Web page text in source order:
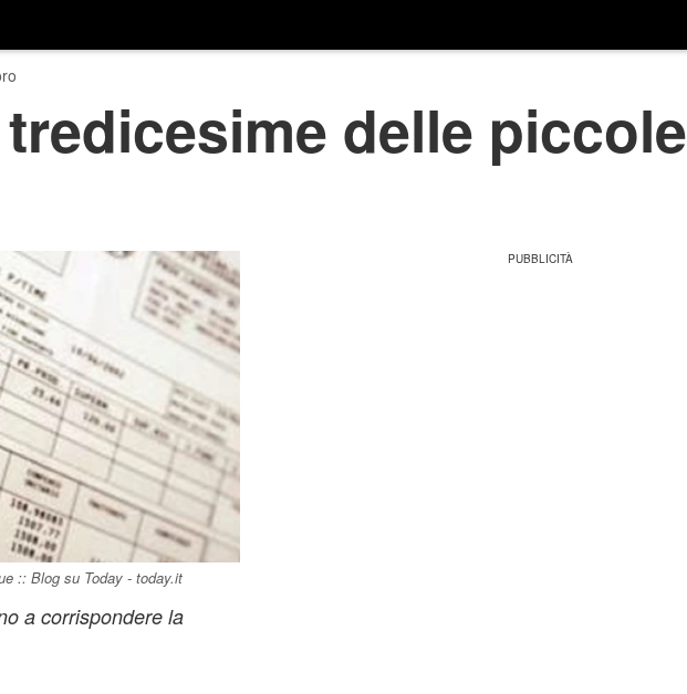
delle piccole
:: Blog su Today - today.it
a corrispondere la